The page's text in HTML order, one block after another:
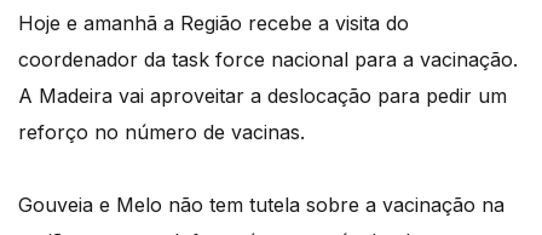
Hoje e amanhã a Região recebe a visita do
coordenador da task force nacional para a vacinação.
A Madeira vai aproveitar a deslocação para pedir um
reforço no número de vacinas.
Gouveia e Melo não tem tutela sobre a vacinação na